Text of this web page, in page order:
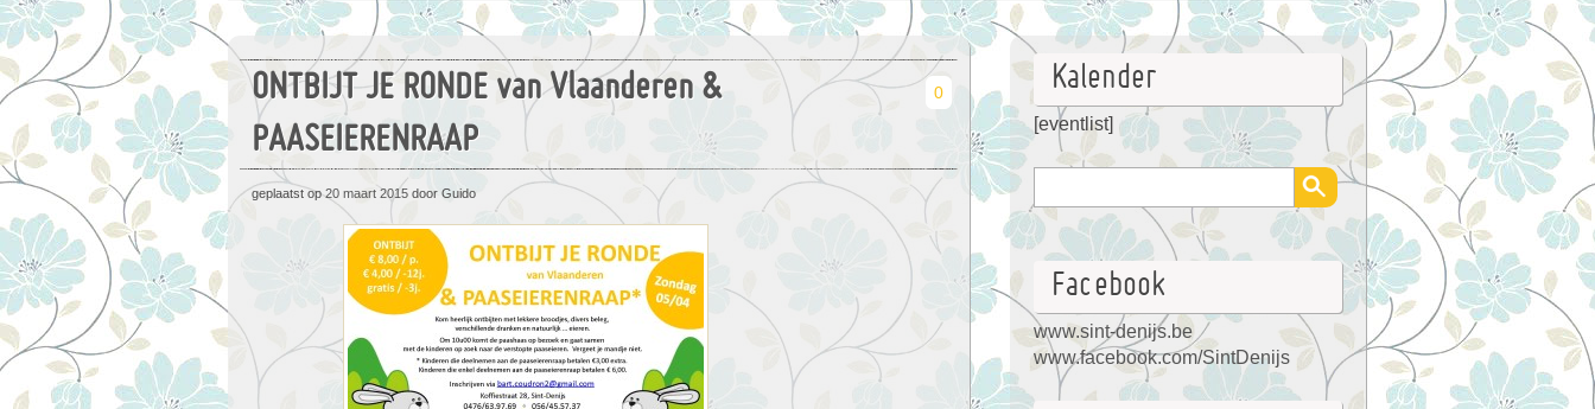
ONTBIJT JE RONDE van Vlaanderen &
PAASEIERENRAAP
0
geplaatst op20 maart 2015 door Guido
Kalender
[eventlist]
Facebook
www.sint-denijs.be
www.facebook.com/SintDenijs